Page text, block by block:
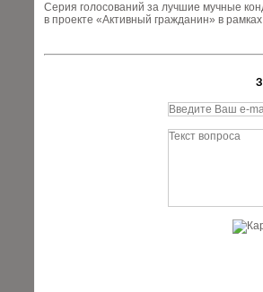
Серия голосований за лучшие мучные
в проекте «Активный гражданин» в